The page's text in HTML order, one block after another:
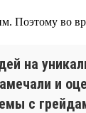
Поэтому во
на
и
с